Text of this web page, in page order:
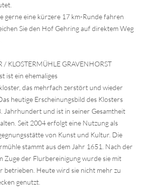
gerne eine kürzere 17 km-Runde fahren
Sie den Hof Gehring auf direktem Weg
/ KLOSTERMÜHLE GRAVENHORST
ist ein ehemaliges
das mehrfach zerstört und wieder
heutige Erscheinungsbild des Klosters
Jahrhundert und ist in seiner Gesamtheit
Seit 2004 erfolgt eine Nutzung als
von Kunst und Kultur. Die
stammt aus dem Jahr 1651. Nach der
Zuge der Flurbereinigung wurde sie mit
betrieben. Heute wird sie nicht mehr zu
genutzt.